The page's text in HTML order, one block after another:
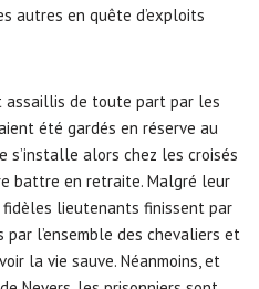
autres en quête d’exploits
assaillis de toute part par les
été gardés en réserve au
s’installe alors chez les croisés
battre en retraite. Malgré leur
fidèles lieutenants finissent par
l’ensemble des chevaliers et
la vie sauve. Néanmoins, et